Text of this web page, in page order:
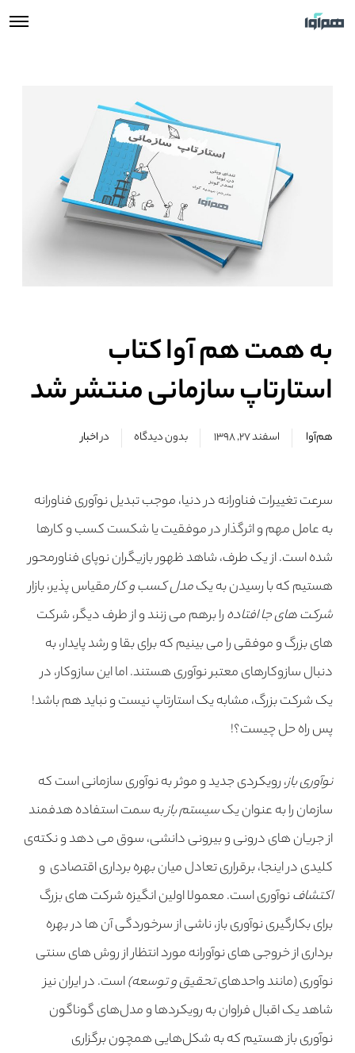
به همت هم آوا کتاب
استارتاپ سازمانی منتشر شد
هم‌آوا اسفند ۲۷, ۱۳۹۸ بدون دیدگاه دراخبار
سرعت تغییرات فناورانه در دنیا، موجب تبدیل نوآوری فناورانه
به عامل مهم و اثرگذار در موفقیت یا شکست کسب و کارها
شده است. از یک طرف، شاهد ظهور بازیگران نوپای فناورمحور
هستیم که با رسیدن به یکمدل کسب و کارمقیاس پذیر، بازار
شرکت های جا افتادهرا برهم می زنند و از طرف دیگر، شرکت
های بزرگ و موفقی را می بینیم که برای بقا و رشد پایدار، به
دنبال سازوکارهای معتبر نوآوری هستند. اما این سازوکار، در
یک شرکت بزرگ، مشابه یک استارتاپ نیست و نباید هم باشد!
پس راه حل چیست؟!
نوآوری باز، رویکردی جدید و موثر به نوآوری سازمانی است که
سازمان را به عنوان یکسیستم بازبه سمت استفاده هدفمند
از جریان های درونی و بیرونی دانشی، سوق می دهد و نکته‌ی
کلیدی در اینجا، برقراری تعادل میان بهره برداری اقتصادی و
اکتشافنوآوری است. معمولا اولین انگیزه شرکت های بزرگ
برای بکارگیری نوآوری باز، ناشی از سرخوردگی آن ها در بهره
برداری از خروجی های نوآورانه مورد انتظار از روش های سنتی
نوآوری (مانند واحدهایتحقیق و توسعه)است. در ایران نیز
شاهد یک اقبال فراوان به رویکردها و مدل‌های گوناگون
نوآوری باز هستیم که به شکل‌هایی همچون برگزاری